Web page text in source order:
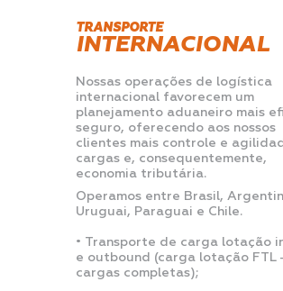
TRANSPORTE
INTERNACIONAL
Nossas operações de logística
internacional favorecem um
planejamento aduaneiro mais
seguro, oferecendo aos nossos
clientes mais controle e
cargas e, consequentemente,
economia tributária.
Operamos entre Brasil,
Uruguai, Paraguai e Chile. ⠀
• Transporte de carga lotação
e outbound (carga lotação FTL
cargas completas);